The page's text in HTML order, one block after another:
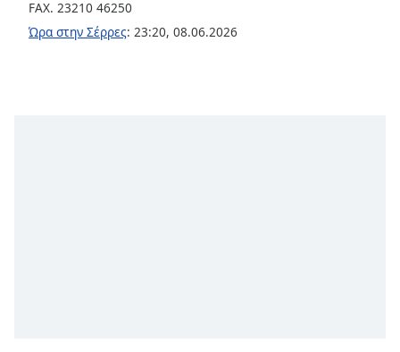
dialog
FAX. 23210 46250
Ώρα στην Σέρρες: 23:20, 08.06.2026